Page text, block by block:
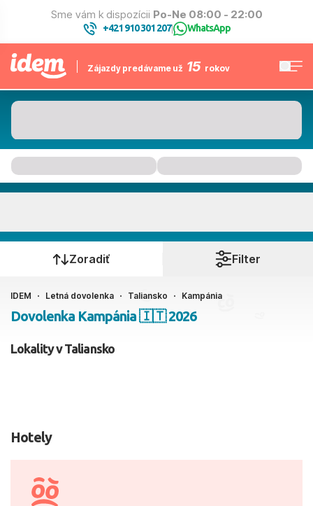
Sme vám k dispozícii Po-Ne 08:00 - 22:00
+421 910 301 207| WhatsApp
Zájazdy predávame už 15 rokov
Kedy cestujete?
Ako cestujete?
2 dospelí, 0 deti
Zoradiť Filter
IDEM Letná dovolenka Taliansko Kampánia
Dovolenka Kampánia 🇮🇹 2026
Lokality v Taliansko
Hotely